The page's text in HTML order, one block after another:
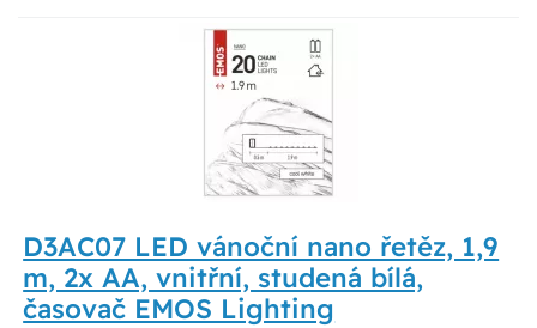
D3AC07 LED vánoční nano řetěz, 1,9
m, 2x AA, vnitřní, studená bílá,
časovač EMOS Lighting